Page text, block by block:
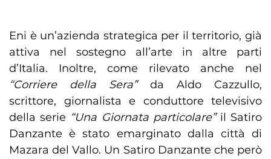
Eni è un’azienda strategica per il territorio, già
attiva nel sostegno all’arte in altre parti
d’Italia. Inoltre, come rilevato anche nel
“Corriere della Sera”da Aldo Cazzullo,
scrittore, giornalista e conduttore televisivo
della serie “Una Giornata particolare” il Satiro
Danzante è stato emarginato dalla città di
Mazara del Vallo. Un Satiro Danzante che però